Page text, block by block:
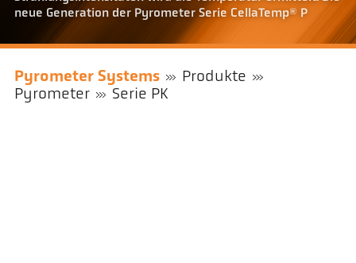
neue Generation der Pyrometer Serie CellaTemp® P
Pyrometer Systems
Produkte
Pyrometer
Serie PK